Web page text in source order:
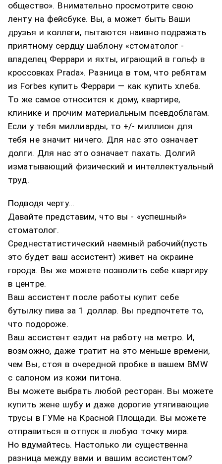
общество». Внимательно просмотрите свою
ленту на фейсбуке. Вы, а может быть Ваши
друзья и коллеги, пытаются наивно подражать
приятному сердцу шаблону «стоматолог -
владелец Феррари и яхты, играющий в гольф в
кроссовках Prada». Разница в том, что ребятам
из Forbes купить Феррари — как купить хлеба.
То же самое относится к дому, квартире,
клинике и прочим материальным псевдоблагам.
Если у тебя миллиарды, то +/- миллион для
тебя не значит ничего. Для нас это означает
долги. Для нас это означает пахать. Долгий
изматывающий физический и интеллектуальный
труд.
Подводя черту...
Давайте представим, что вы - «успешный»
стоматолог.
Среднестатистический наемный рабочий(пусть
это будет ваш ассистент) живет на окраине
города. Вы же можете позволить себе квартиру
в центре.
Ваш ассистент после работы купит себе
бутылку пива за 1 доллар. Вы предпочтете то,
что подороже.
Ваш ассистент ездит на работу на метро. И,
возможно, даже тратит на это меньше времени,
чем Вы, стоя в очередной пробке в вашем BMW
с салоном из кожи питона.
Вы можете выбрать любой ресторан. Вы можете
купить жене шубу и даже дорогие утягивающие
трусы в ГУМе на Красной Площади. Вы можете
отправиться в отпуск в любую точку мира.
Но вдумайтесь. Настолько ли существенна
разница между вами и вашим ассистентом?